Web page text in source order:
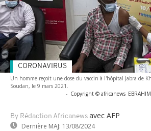
Un homme reçoit une dose du vaccin à l'hôpital Jabra de
Soudan, le 9 mars 2021.
- Copyright © africanews
By Rédaction Africanews avec AFP
Dernière MAJ: 13/08/2024
CORONAVIRUS